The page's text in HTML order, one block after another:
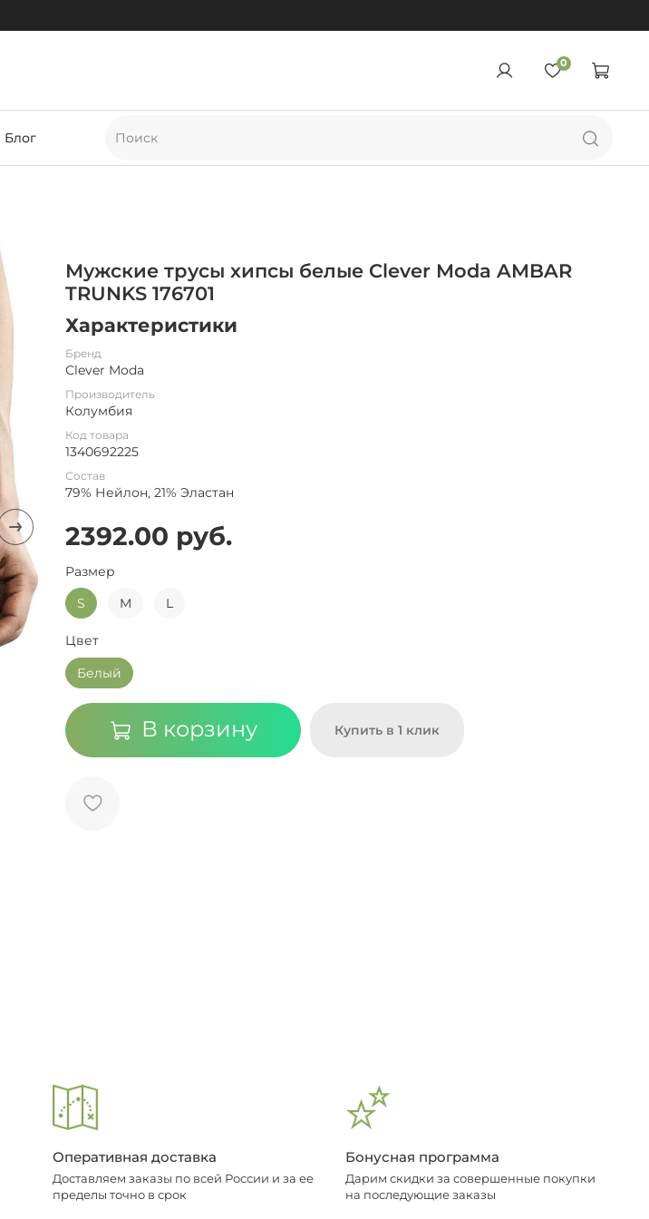
0
Блог
Мужские трусы хипсы белые Clever Moda AMBAR
TRUNKS 176701
Характеристики
Бренд
Clever Moda
Производитель
Колумбия
Код товара
1340692225
Состав
79% Нейлон, 21% Эластан
2392.00 руб.
В корзину Купить в 1 клик
Размер
S
M L
Цвет
Белый
Оперативная доставка
Доставляем заказы по всей России и за ее
пределы точно в срок
Бонусная программа
Дарим скидки за совершенные покупки
на последующие заказы